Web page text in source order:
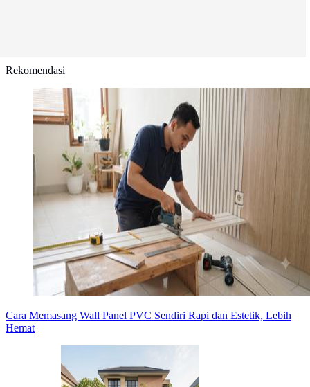
Rekomendasi
Cara Memasang Wall Panel PVC Sendiri Rapi dan Estetik, Lebih
Hemat